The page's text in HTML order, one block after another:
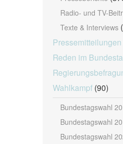
Radio- und TV-
Texte & Interviews
Pressemitteilungen
Reden im
Wahlkampf(90)
Bundestagswahl
Bundestagswahl
Bundestagswahl